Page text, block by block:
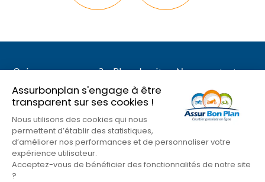
Assurbonplan s'engage à être
transparent sur ses cookies !
Nous utilisons des cookies qui nous
permettent d’établir des statistiques,
d’améliorer nos performances et de personnaliser votre
expérience utilisateur.
Acceptez-vous de bénéficier des fonctionnalités de notre site
?
Qui sommes nous ? Plan du site
Nous contacter
Mentions légales
Conditions Générales
Nos partenaires
Gestion des cookies
Formulaire de résiliation
Suivez-nous sur les réseaux